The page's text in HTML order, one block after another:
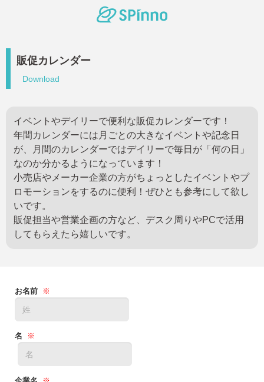
販促カレンダー
Download
イベントやデイリーで便利な販促カレンダーです！
年間カレンダーには月ごとの大きなイベントや記念日
が、月間のカレンダーではデイリーで毎日が「何の日」
なのか分かるようになっています！
小売店やメーカー企業の方がちょっとしたイベントやプ
ロモーションをするのに便利！ぜひとも参考にして欲し
いです。
販促担当や営業企画の方など、デスク周りやPCで活用
してもらえたら嬉しいです。